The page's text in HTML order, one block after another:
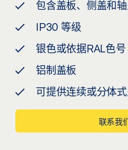
包含盖板、侧盖和
IP30 等级
银色或依据RAL色号
铝制盖板
可提供连续或分体
联系我